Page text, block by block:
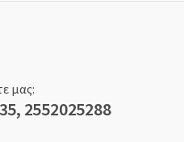
μας:
2552025288